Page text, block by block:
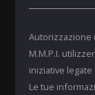
Autorizzazione
M.M.P.I.
iniziative
Le tue